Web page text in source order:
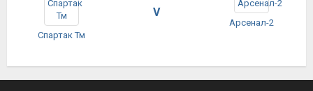
Спартак Тм
V
Арсенал-2